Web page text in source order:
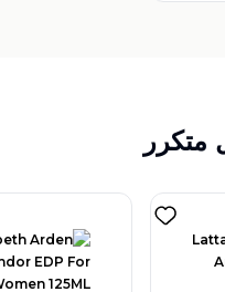
متكرر